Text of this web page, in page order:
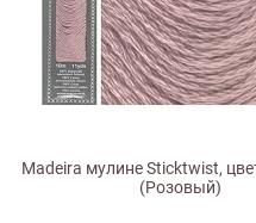
Madeira мулине Sticktwist,
(Розовый)